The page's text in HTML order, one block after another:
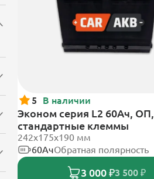
5 В наличии
Эконом серия L2 60Ач, ОП,
стандартные клеммы
242х175х190 мм
60АчОбратная полярность
3 000 ₽3 500 ₽